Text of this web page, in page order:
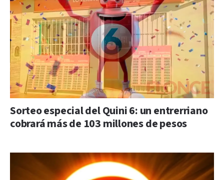
Sorteo especial del Quini 6: un entrerriano
cobrará más de 103 millones de pesos